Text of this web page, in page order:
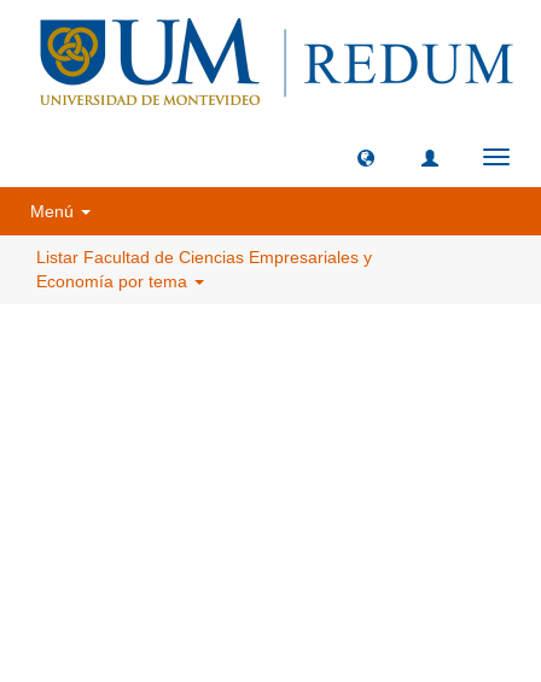
Menú
Listar Facultad de Ciencias Empresariales y
Economía por tema